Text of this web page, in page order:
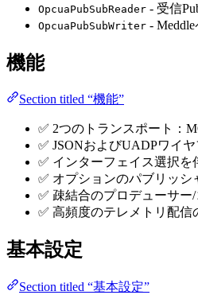
OpcuaPubSubReader - 受信
OpcuaPubSubWriter -
機能
Section titled “機能”
✅ 2つのトランスポート：
✅ JSONおよびUADPワイ
✅ インターフェイス選択
✅ オプションのパブリッ
✅ 疎結合のプロデューサー
✅ 高頻度のテレメトリ配信
基本設定
Section titled “基本設定”